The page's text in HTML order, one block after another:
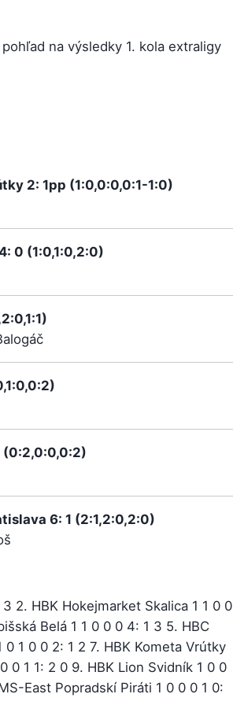
na výsledky 1. kola extraligy
2: 1pp (1:0,0:0,0:1-1:0)
0 (1:0,1:0,2:0)
(0:2,0:0,0:2)
6: 1 (2:1,2:0,2:0)
2. HBK Hokejmarket Skalica 1 1 0 0
Belá 1 1 0 0 0 4: 1 3 5. HBC
1 0 0 2: 1 2 7. HBK Kometa Vrútky
0 1 1: 2 0 9. HBK Lion Svidník 1 0 0
East Popradskí Piráti 1 0 0 0 1 0: